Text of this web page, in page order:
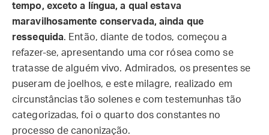
tempo, exceto a língua, a qual estava
maravilhosamente conservada, ainda que
ressequida. Então, diante de todos, começou a
refazer-se, apresentando uma cor rósea como se
tratasse de alguém vivo. Admirados, os presentes se
puseram de joelhos, e este milagre, realizado em
circunstâncias tão solenes e com testemunhas tão
categorizadas, foi o quarto dos constantes no
processo de canonização.